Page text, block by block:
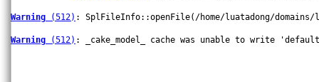
Warning (512) : SplFileInfo::openFile(/home/luatadong/domains/
Warning (512) : _cake_model_ cache was unable to write